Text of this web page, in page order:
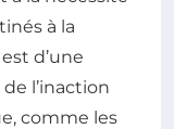
à la
d’une
l’inaction
comme les